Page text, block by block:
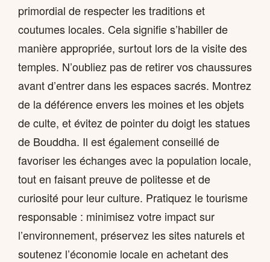
primordial de respecter les traditions et
coutumes locales. Cela signifie s’habiller de
manière appropriée, surtout lors de la visite des
temples. N’oubliez pas de retirer vos chaussures
avant d’entrer dans les espaces sacrés. Montrez
de la déférence envers les moines et les objets
de culte, et évitez de pointer du doigt les statues
de Bouddha. Il est également conseillé de
favoriser les échanges avec la population locale,
tout en faisant preuve de politesse et de
curiosité pour leur culture. Pratiquez le tourisme
responsable : minimisez votre impact sur
l’environnement, préservez les sites naturels et
soutenez l’économie locale en achetant des